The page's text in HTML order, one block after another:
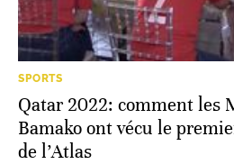
SPORTS
Qatar 2022: comment les
Bamako ont vécu le
de l’Atlas